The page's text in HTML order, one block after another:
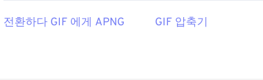
전환하다 GIF 에게 APNG GIF 압축기